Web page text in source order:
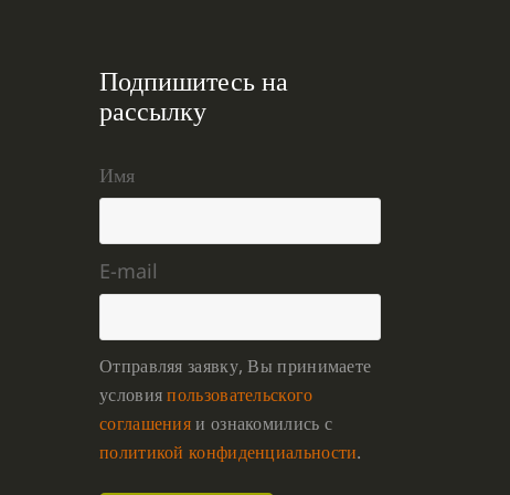
Подпишитесь на
рассылку
Имя
E-mail
Отправляя заявку, Вы принимаете
условияпользовательского
соглашенияи ознакомились с
политикой конфиденциальности.